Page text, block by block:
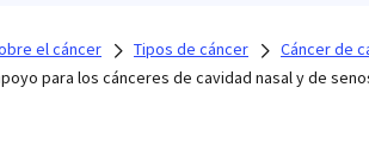
el cáncer Tipos de cáncer Cáncer de
para los cánceres de cavidad nasal y de